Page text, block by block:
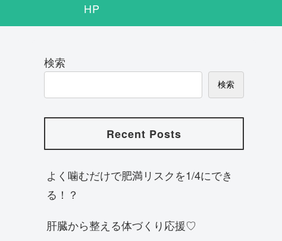
HP
検索
検索
Recent Posts
よく噛むだけで肥満リスクを1/4にでき
る！？
肝臓から整える体づくり応援♡